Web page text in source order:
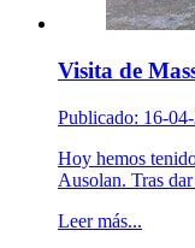
Visita de
Publicado: 16-
Hoy hemos
Ausolan. Tras
Leer más...